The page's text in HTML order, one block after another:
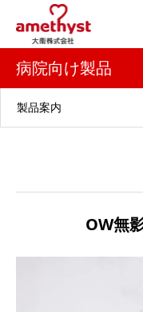
病院向け製品
製品案内
OW無